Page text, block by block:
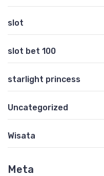
slot
slot bet 100
starlight princess
Uncategorized
Wisata
Meta